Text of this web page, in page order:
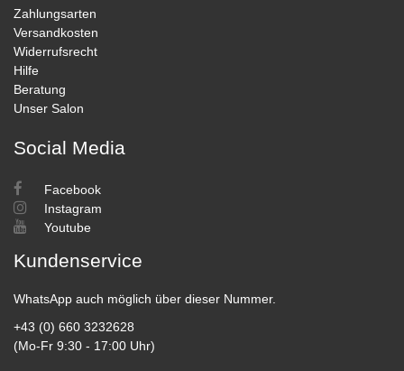
Zahlungsarten
Versandkosten
Widerrufsrecht
Hilfe
Beratung
Unser Salon
Social Media
Facebook
Instagram
Youtube
Kundenservice
WhatsApp auch möglich über dieser Nummer.
+43 (0) 660 3232628
(Mo-Fr 9:30 - 17:00 Uhr)